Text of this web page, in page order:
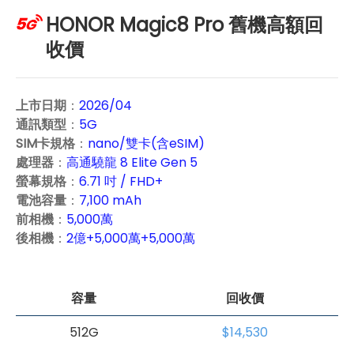
HONOR Magic8 Pro 舊機高額回
收價
上市日期 ： 2026/04
通訊類型 ： 5G
SIM卡規格 ： nano/雙卡(含eSIM)
處理器 ： 高通驍龍 8 Elite Gen 5
螢幕規格 ： 6.71 吋 / FHD+
電池容量 ： 7,100 mAh
前相機 ： 5,000萬
後相機 ： 2億+5,000萬+5,000萬
容量
回收價
512G
$14,530